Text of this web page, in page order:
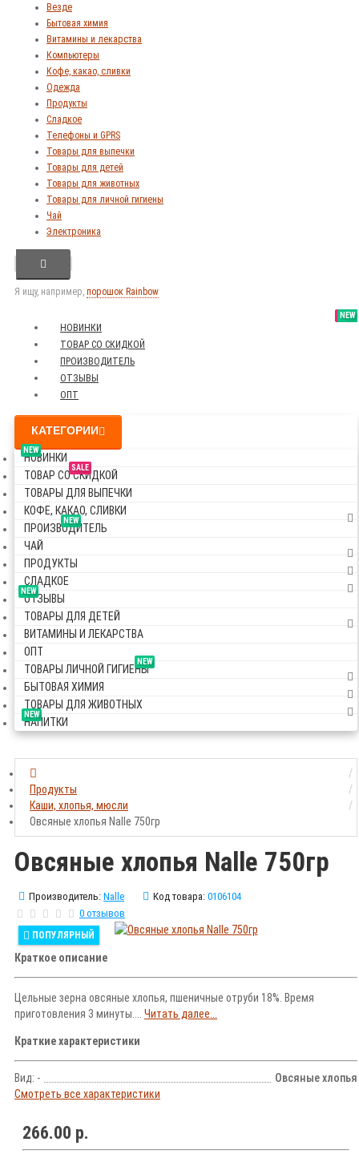
Везде
Бытовая химия
Витамины и лекарства
Компьютеры
Кофе, какао, сливки
Одежда
Продукты
Сладкое
Телефоны и GPRS
Товары для выпечки
Товары для детей
Товары для животных
Товары для личной гигиены
Чай
Электроника
Я ищу, например, порошок Rainbow
NEW
НОВИНКИ
SALE
ТОВАР СО СКИДКОЙ
NEW
ПРОИЗВОДИТЕЛЬ
NEW
ОТЗЫВЫ
ОПТ
КАТЕГОРИИ
NEW
НОВИНКИ
SALE
ТОВАР СО СКИДКОЙ
ТОВАРЫ ДЛЯ ВЫПЕЧКИ
КОФЕ, КАКАО, СЛИВКИ
NEW
ПРОИЗВОДИТЕЛЬ
ЧАЙ
ПРОДУКТЫ
СЛАДКОЕ
NEW
ОТЗЫВЫ
ТОВАРЫ ДЛЯ ДЕТЕЙ
ВИТАМИНЫ И ЛЕКАРСТВА
ОПТ
NEW
ТОВАРЫ ЛИЧНОЙ ГИГИЕНЫ
БЫТОВАЯ ХИМИЯ
ТОВАРЫ ДЛЯ ЖИВОТНЫХ
NEW
НАПИТКИ
Продукты
Каши, хлопья, мюсли
Овсяные хлопья Nalle 750гр
Овсяные хлопья Nalle 750гр
Производитель: Nalle Код товара: 0106104
0 отзывов
ПОПУЛЯРНЫЙ
Краткое описание
Цельные зерна овсяные хлопья, пшеничные отруби 18%. Время
приготовления 3 минуты.... Читать далее...
Краткие характеристики
Вид: -
Овсяные хлопья
Смотреть все характеристики
266.00 р.